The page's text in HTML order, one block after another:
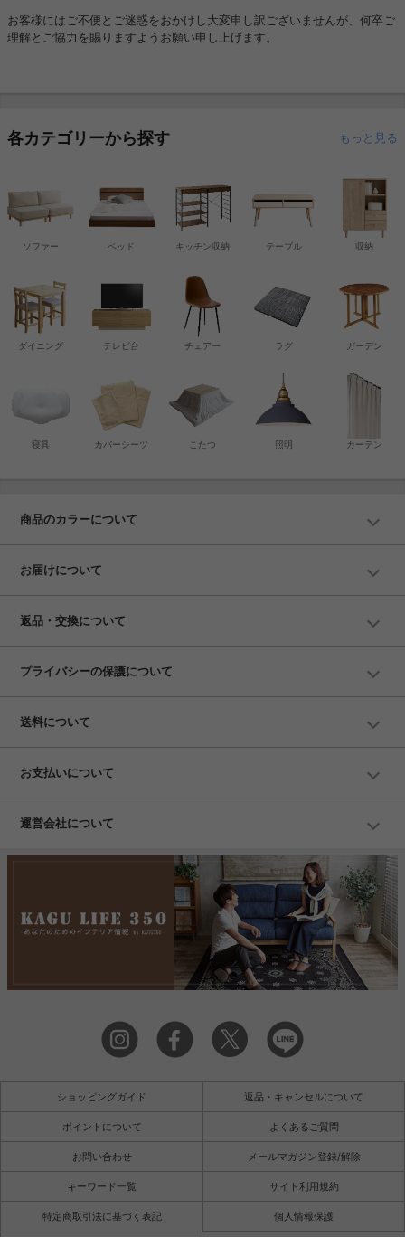
お客様にはご不便とご迷惑をおかけし大変申し訳ございませんが、何卒ご
理解とご協力を賜りますようお願い申し上げます。
各カテゴリーから探す もっと見る
ソファー ベッド 収納
キッチン収納
寝具 カバーシーツ
チェアー
テーブル
こたつ
テレビ台
ダイニング ラグ
カーテン
照明
ガーデン
商品のカラーについて
お届けについて
返品・交換について
プライバシーの保護について
送料について
お支払いについて
運営会社について
ショッピングガイド 返品・キャンセルについて
ポイントについて よくあるご質問
お問い合わせ メールマガジン登録/解除
キーワード一覧 サイト利用規約
特定商取引法に基づく表記 個人情報保護